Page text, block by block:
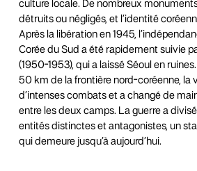
culture locale. De nombreux
détruits ou négligés, et l’identité
Après la libération en 1945,
Corée du Sud a été rapidement suivie
(1950-1953), qui a laissé Séoul en
50 km de la frontière nord-coréenne, la
d’intenses combats et a changé de
entre les deux camps. La guerre a
entités distinctes et antagonistes, un
qui demeure jusqu’à aujourd’hui.